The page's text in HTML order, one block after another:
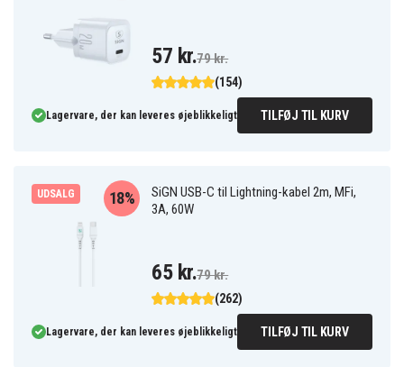
(154)
57 kr.79 kr.
Lagervare, der kan leveres øjeblikkeligt TILFØJ TIL KURV
UDSALG
SiGN USB-C til Lightning-kabel 2m, MFi,
3A, 60W
(262)
18%
65 kr.79 kr.
Lagervare, der kan leveres øjeblikkeligt TILFØJ TIL KURV